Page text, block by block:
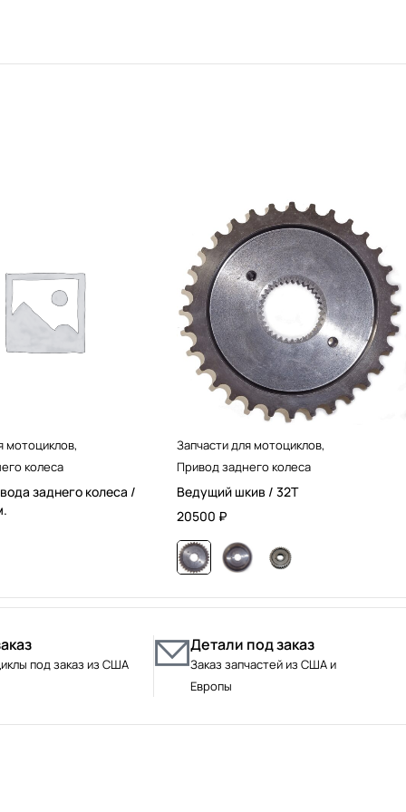
мотоциклов,
колеса
заднего колеса /
Запчасти для мотоциклов,
Привод заднего колеса
Ведущий шкив / 32T
20500 ₽
под заказ из США
Детали под заказ
Заказ запчастей из США и
Европы